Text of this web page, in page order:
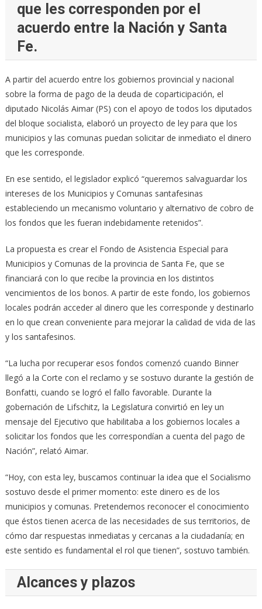
que les corresponden por el
acuerdo entre la Nación y Santa
Fe.
A partir del acuerdo entre los gobiernos provincial y nacional
sobre la forma de pago de la deuda de coparticipación, el
diputado Nicolás Aimar (PS) con el apoyo de todos los diputados
del bloque socialista, elaboró un proyecto de ley para que los
municipios y las comunas puedan solicitar de inmediato el dinero
que les corresponde.
En ese sentido, el legislador explicó “queremos salvaguardar los
intereses de los Municipios y Comunas santafesinas
estableciendo un mecanismo voluntario y alternativo de cobro de
los fondos que les fueran indebidamente retenidos”.
La propuesta es crear el Fondo de Asistencia Especial para
Municipios y Comunas de la provincia de Santa Fe, que se
financiará con lo que recibe la provincia en los distintos
vencimientos de los bonos. A partir de este fondo, los gobiernos
locales podrán acceder al dinero que les corresponde y destinarlo
en lo que crean conveniente para mejorar la calidad de vida de las
y los santafesinos.
“La lucha por recuperar esos fondos comenzó cuando Binner
llegó a la Corte con el reclamo y se sostuvo durante la gestión de
Bonfatti, cuando se logró el fallo favorable. Durante la
gobernación de Lifschitz, la Legislatura convirtió en ley un
mensaje del Ejecutivo que habilitaba a los gobiernos locales a
solicitar los fondos que les correspondían a cuenta del pago de
Nación”, relató Aimar.
“Hoy, con esta ley, buscamos continuar la idea que el Socialismo
sostuvo desde el primer momento: este dinero es de los
municipios y comunas. Pretendemos reconocer el conocimiento
que éstos tienen acerca de las necesidades de sus territorios, de
cómo dar respuestas inmediatas y cercanas a la ciudadanía; en
este sentido es fundamental el rol que tienen”, sostuvo también.
Alcances y plazos